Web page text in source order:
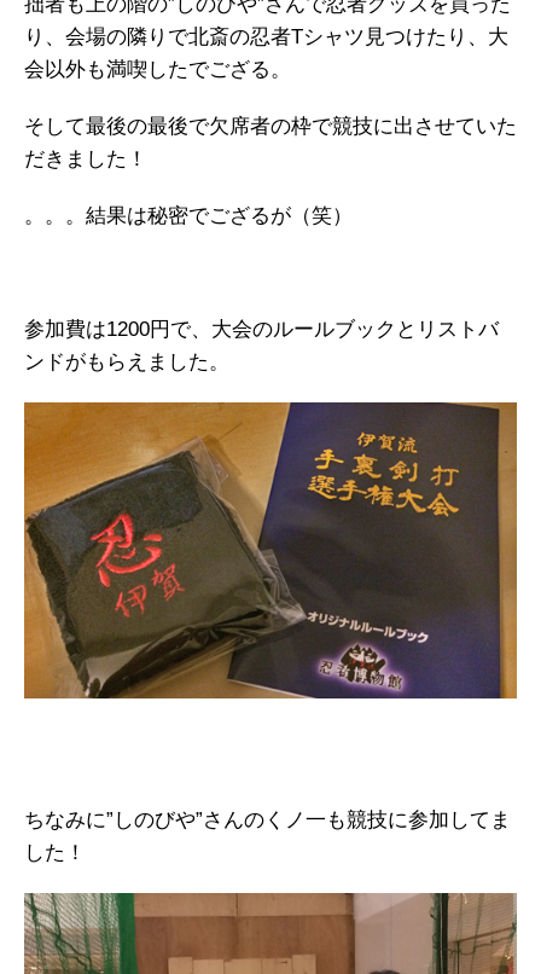
り、会場の隣りで北斎の忍者Tシャツ見つけたり、大
会以外も満喫したでござる。
そして最後の最後で欠席者の枠で競技に出させていた
だきました！
。。。結果は秘密でござるが（笑）
参加費は1200円で、大会のルールブックとリストバ
ンドがもらえました。
ちなみに”しのびや”さんのくノ一も競技に参加してま
した！